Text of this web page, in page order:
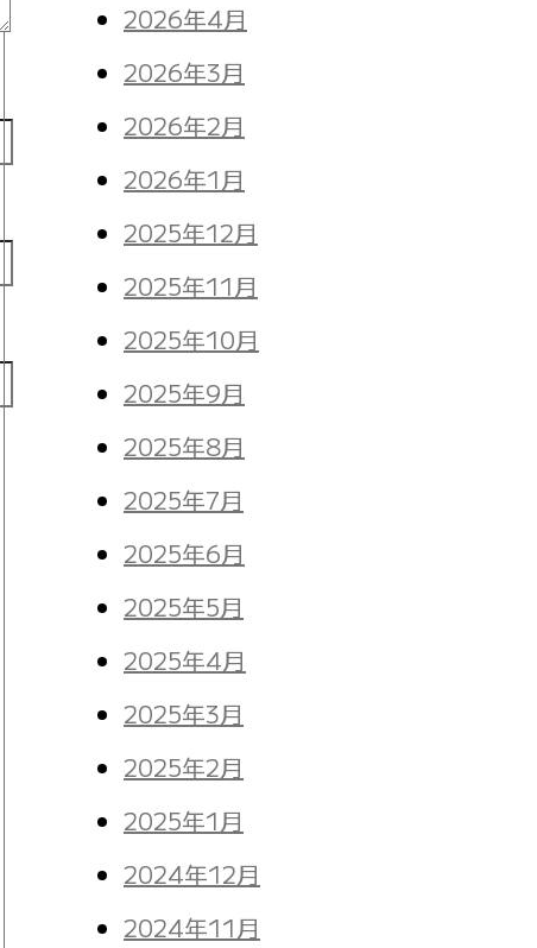
2026年4月
2026年3月
2026年2月
2026年1月
2025年12月
2025年11月
2025年10月
2025年9月
2025年8月
2025年7月
2025年6月
2025年5月
2025年4月
2025年3月
2025年2月
2025年1月
2024年12月
2024年11月